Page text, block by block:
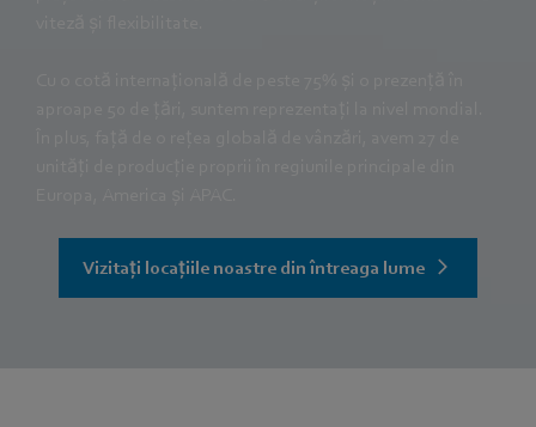
Vizitați locațiile noastre din întreaga lume